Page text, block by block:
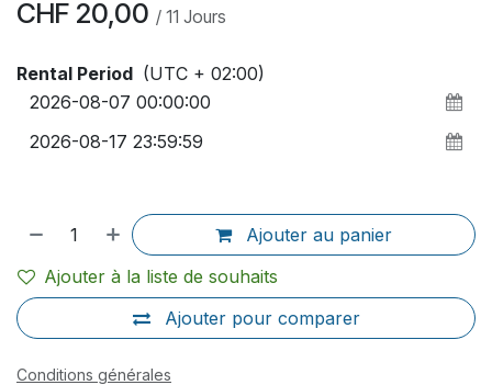
CHF 20,00 / 11 Jours
Rental Period (UTC + 02:00)
Ajouter au panier
Ajouter pour comparer
Ajouter à la liste de souhaits
Conditions générales